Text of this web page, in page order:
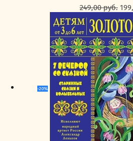
249,00руб.
-20%